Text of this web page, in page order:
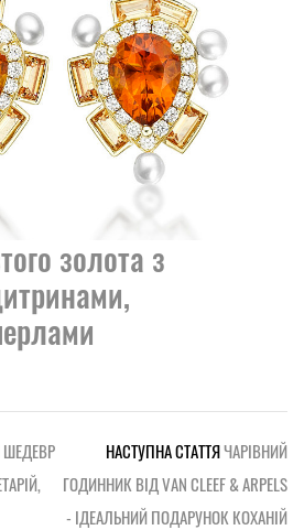
золота з
НАСТУПНА СТАТТЯЧАРІВНИЙ
ГОДИННИК ВІД VAN CLEEF & ARPELS
- ІДЕАЛЬНИЙ ПОДАРУНОК КОХАНІЙ